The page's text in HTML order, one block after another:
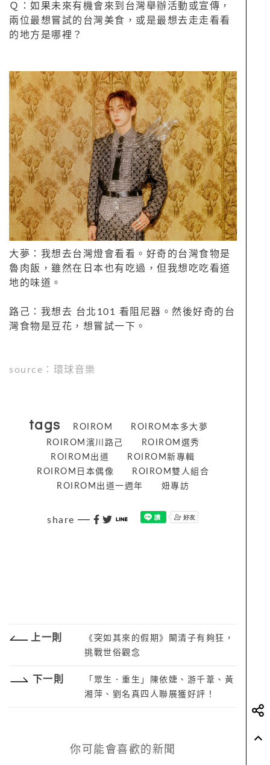
Ｑ：如果未來有機會來到台灣舉辦活動或宣傳，
兩位最想嘗試的台灣美食，或是最想去走走看看
的地方是哪裡？
大夢：我想去台灣燈會看看。好奇的台灣食物是
魯肉飯，雖然在日本也有吃過，但我想吃吃看道
地的味道。
路己：我想去 台北101 看阻尼器。然後好奇的台
灣食物是豆花，想嘗試一下。
source：環球音樂
tags ROIROM
ROIROM本多大夢
ROIROM濱川路己
ROIROM選秀
ROIROM出道
ROIROM新專輯
ROIROM日本偶像
ROIROM雙人組合
ROIROM出道一週年
妞專訪
share
上一則
《突如其來的假期》闞清子有夠狂，
挑戰世俗觀念
下一則
「眾生．重生」陳依婕、游千葦、黃
湘萍、劉名真四人聯展獲好評！
你可能會喜歡的新聞